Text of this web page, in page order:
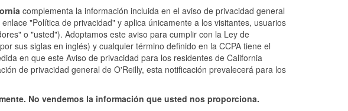
complementa la información incluida en el aviso de privacidad general
"Política de privacidad" y aplica únicamente a los visitantes, usuarios
o "usted"). Adoptamos este aviso para cumplir con la Ley de
sus siglas en inglés) y cualquier término definido en la CCPA tiene el
en que este Aviso de privacidad para los residentes de California
de privacidad general de O'Reilly, esta notificación prevalecerá para los
No vendemos la información que usted nos proporciona.